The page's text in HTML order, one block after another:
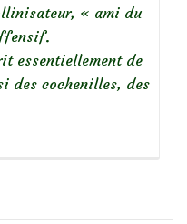
« ami du
essentiellement de
des cochenilles, des